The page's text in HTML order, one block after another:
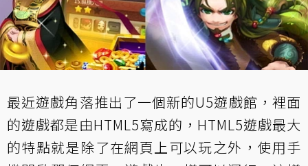
最近遊戲角落推出了一個新的U5遊戲館 ，裡面
的遊戲都是由HTML5寫成的，HTML5遊戲最大
的特點就是除了在網頁上可以玩之外，使用手